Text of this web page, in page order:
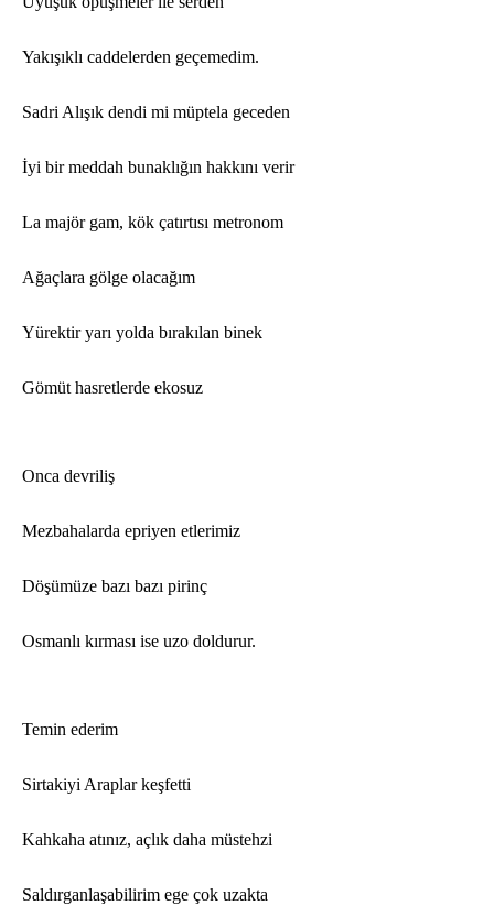
Yakışıklı caddelerden geçemedim.
Sadri Alışık dendi mi müptela geceden
İyi bir meddah bunaklığın hakkını verir
La majör gam, kök çatırtısı metronom
Ağaçlara gölge olacağım
Yürektir yarı yolda bırakılan binek
Gömüt hasretlerde ekosuz
Onca devriliş
Mezbahalarda epriyen etlerimiz
Döşümüze bazı bazı pirinç
Osmanlı kırması ise uzo doldurur.
Temin ederim
Sirtakiyi Araplar keşfetti
Kahkaha atınız, açlık daha müstehzi
Saldırganlaşabilirim ege çok uzakta